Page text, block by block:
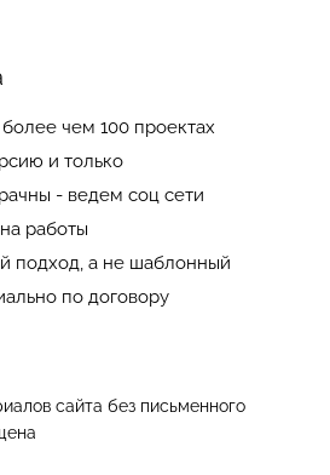
чем 100 проектах
и только
- ведем соц сети
работы
подход, а не шаблонный
по договору
сайта без письменного